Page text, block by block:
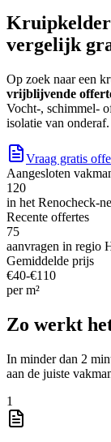
vergelijk
Op zoek naareen
vrijblijvende
Vocht-, schimmel-
isolatie van onderaf.
Vraag gratis
Aangesloten
120
in het Renocheck-
Recente offertes
75
aanvragen in regio
Gemiddelde prijs
€40-€110
perm²
Zo werkt
In minder dan 2
aan de juiste
1